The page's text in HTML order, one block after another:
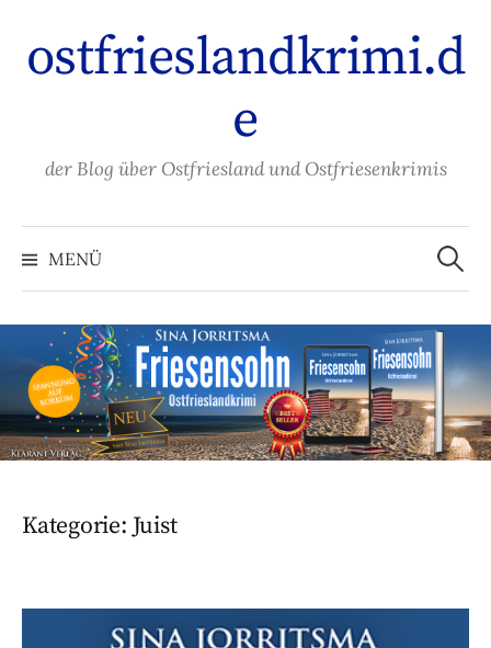
Inhalt
überspringen
ostfrieslandkrimi.d
e
der Blog über Ostfriesland und Ostfriesenkrimis
MENÜ
Suchen
nach:
Kategorie:Juist